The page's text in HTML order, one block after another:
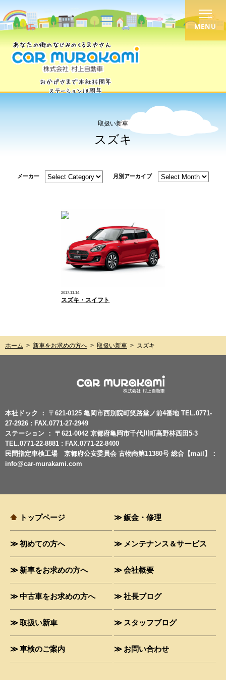
MENU
取扱い新車
スズキ
メーカー 月別アーカイブ
2017.11.14
スズキ・スイフト
ホーム > 新車をお求めの方へ > 取扱い新車 > スズキ
本社ドック ： 〒621-0125 亀岡市西別院町笑路堂ノ前4番地 TEL.0771-
27-2926 : FAX.0771-27-2949
ステーション ： 〒621-0042 京都府亀岡市千代川町高野林西田5-3
TEL.0771-22-8881 : FAX.0771-22-8400
民間指定車検工場 京都府公安委員会 古物商第11380号 総合【mail】：
info@car-murakami.com
トップページ
初めての方へ
新車をお求めの方へ
中古車をお求めの方へ
取扱い新車
車検のご案内
鈑金・修理
メンテナンス＆サービス
会社概要
社長ブログ
スタッフブログ
お問い合わせ